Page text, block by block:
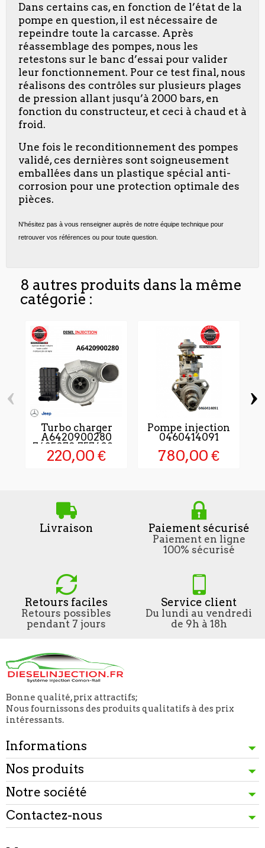
Dans certains cas, en fonction de l’état de la
pompe en question, il est nécessaire de
repeindre toute la carcasse. Après
réassemblage des pompes, nous les
retestons sur le banc d’essai pour valider
leur fonctionnement. Pour ce test final, nous
réalisons des contrôles sur plusieurs plages
de pression allant jusqu’à 2000 bars, en
fonction du constructeur, et ceci à chaud et à
froid.
Une fois le reconditionnement des pompes
validé, ces dernières sont soigneusement
emballées dans un plastique spécial anti-
corrosion pour une protection optimale des
pièces.
N'hésitez pas à vous renseigner auprès de notre équipe technique pour
retrouver vos références ou pour toute question.
8 autres produits dans la même
catégorie :
Turbo charger
A6420900280
7435079 757608...
220,00 €
Pompe injection
0460414091
780,00 €
‹ ›
Livraison Paiement sécurisé
Paiement en ligne
100% sécurisé
Retours faciles
Retours possibles
pendant 7 jours
Service client
Du lundi au vendredi
de 9h à 18h
Bonne qualité, prix attractifs;
Nous fournissons des produits qualitatifs à des prix
intéressants.
Informations
Nos produits
Notre société
Contactez-nous